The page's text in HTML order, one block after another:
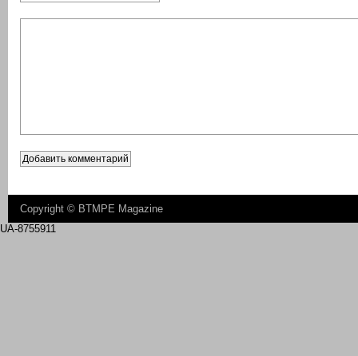
Copyright © BTMPE Magazine
UA-8755911